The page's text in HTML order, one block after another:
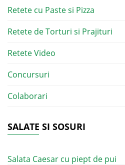
Retete cu Paste si Pizza
Retete de Torturi si Prajituri
Retete Video
Concursuri
Colaborari
SALATE SI SOSURI
Salata Caesar cu piept de pui